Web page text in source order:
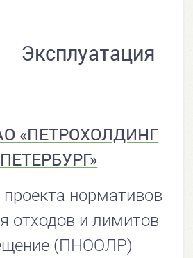
Эксплуатация
«ПЕТРОХОЛДИНГ
нормативов
отходов и лимитов
(ПНООЛР)